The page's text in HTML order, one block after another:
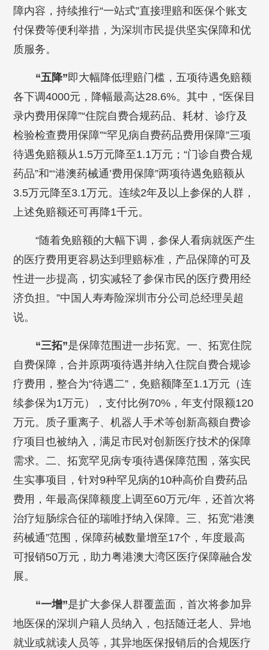
障内容，持续推行“一站式”直接理赔和医保个账支
付保费等便利举措，为深圳市民提供坚实保障和优
质服务。
“五降”即大幅降低理赔门槛，五项待遇免赔额
各下调4000元，降幅最高达28.6%。其中，“医保目
录内费用保障”“住院自费合规药品、耗材、诊疗及
检验检查费用保障”“罕见病自费药品费用保障”三项
待遇免赔额从1.5万元降至1.1万元；“门诊自费合规
药品”和“‘港澳药械通’费用保障”两项待遇免赔额从
3.5万元降至3.1万元。连续2年及以上参保的人群，
上述免赔额还可再降1千元。
“随着免赔额的大幅下调，参保人看病就医产生
的医疗费用更容易达到理赔标准，产品保障的可及
性进一步提高，切实减轻了参保市民的医疗费用经
济负担。”中国人寿寿险深圳市分公司总经理吴超
说。
“三拓”是保障范围进一步拓宽。一、拓宽住院
自费保障，合并原两项待遇并纳入住院自费合规诊
疗费用，整合为“待遇二”，免赔额降至1.1万元（连
续参保为1万元），支付比例70%，年支付限额120
万元。质子重离子、机器人手术等创新高额自费诊
疗项目也被纳入，满足市民对创新医疗技术的保障
需求。二、拓宽罕见病专项待遇保障范围，落实民
生实事项目，针对9种罕见病的10种高价自费药品
费用，年最高保障额度上调至60万元/年，还首次将
治疗短肠综合征的瑞唯抒纳入保障。三、拓宽“港澳
药械通”范围，保障药械数量增至17个，年度最高
可报销50万元，助力粤港澳大湾区医疗保障融合发
展。
“一增”是扩大参保人群覆盖面，首次将参加异
地医保的深圳户籍人员纳入，包括随迁老人、异地
就业或就读人员等，其异地医保报销后的合规医疗